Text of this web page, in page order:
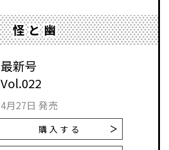
怪と幽
最新号
Vol.022
4月27日 発売
購入する